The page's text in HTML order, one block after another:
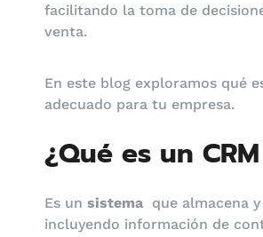
facilitando la toma de
venta.
En este blog exploramos qué
adecuado para tu empresa.
¿Qué es un
Es un sistema que almacena
incluyendo información de